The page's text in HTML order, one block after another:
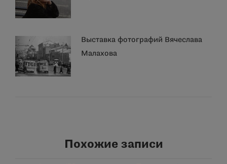
Выставка фотографий Вячеслава
Малахова
Похожие записи